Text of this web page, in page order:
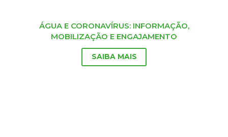
ÁGUA E CORONAVÍRUS: INFORMAÇÃO,
MOBILIZAÇÃO E ENGAJAMENTO
SAIBA MAIS